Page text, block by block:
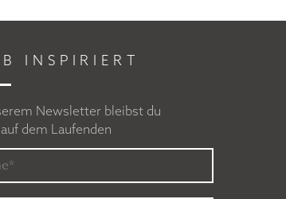
INSPIRIERT
Newsletter bleibst du
dem Laufenden